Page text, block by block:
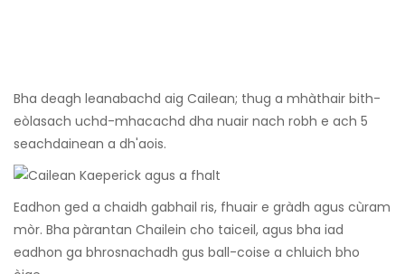
Bha deagh leanabachd aig Cailean; thug a mhàthair bith-
eòlasach uchd-mhacachd dha nuair nach robh e ach 5
seachdainean a dh'aois.
Eadhon ged a chaidh gabhail ris, fhuair e gràdh agus cùram
mòr. Bha pàrantan Chailein cho taiceil, agus bha iad
eadhon ga bhrosnachadh gus ball-coise a chluich bho